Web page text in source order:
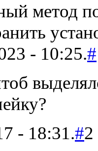
метод
- 10:25.#
- 18:31.#2